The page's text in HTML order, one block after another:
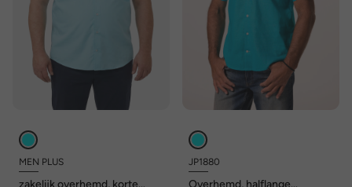
MEN PLUS
zakelijk overhemd, korte
JP1880
Overhemd, halflange